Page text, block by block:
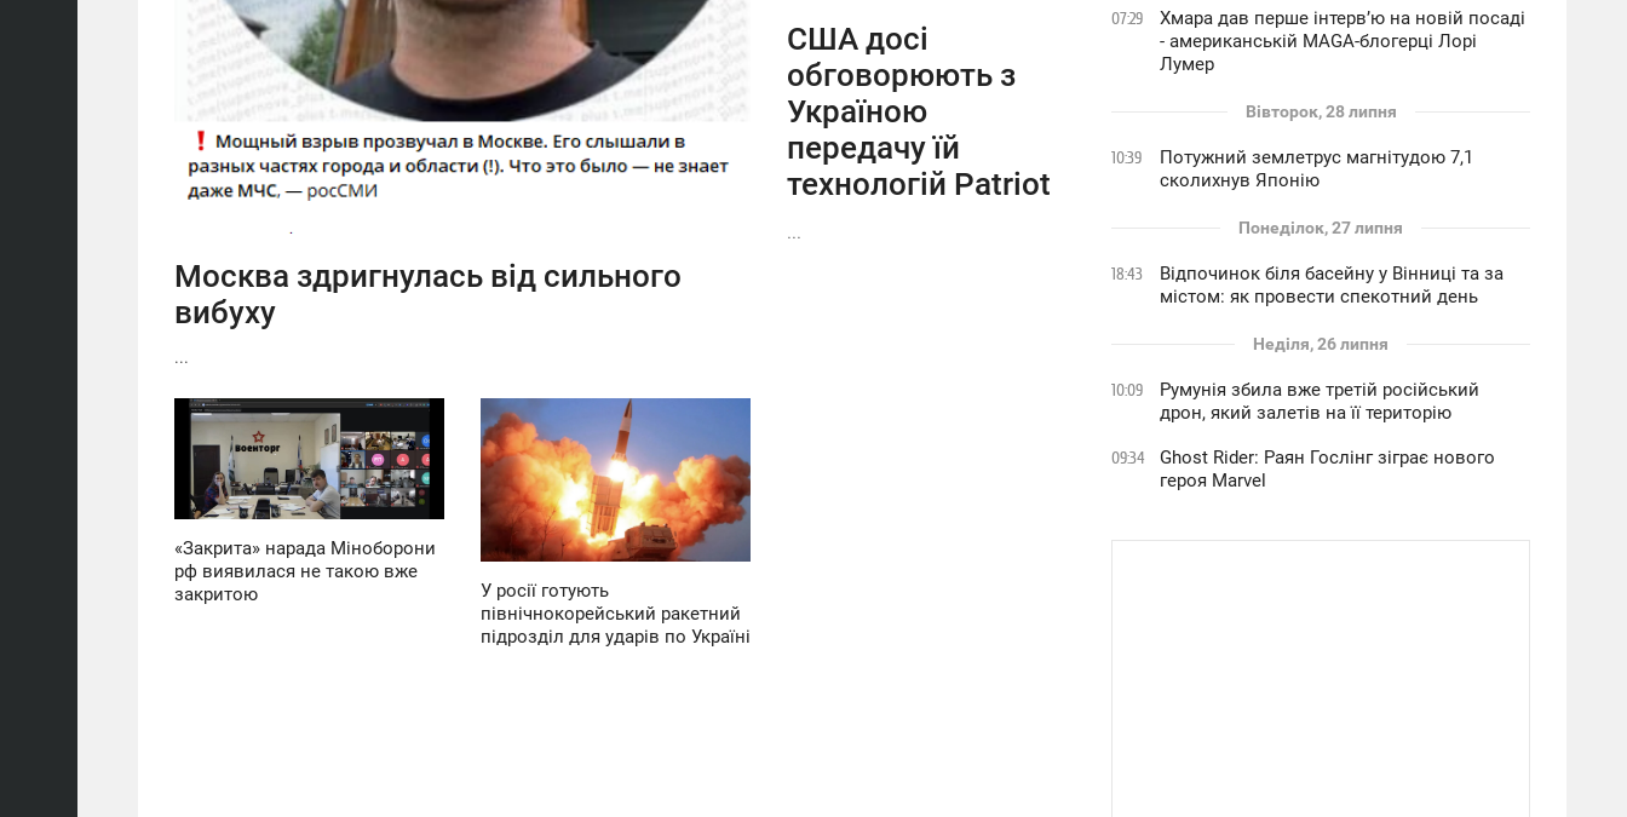
Москва здригнулась від сильного
вибуху
...
«Закрита» нарада Міноборони
рф виявилася не такою вже
закритою
У росії готують
північнокорейський ракетний
підрозділ для ударів по Україні
США досі
обговорюють з
Україною
передачу їй
технологій Patriot
...
07:29
Хмара дав перше інтервʼю на новій посаді
- американській MAGA-блогерці Лорі
Лумер
Вівторок, 28 липня
10:39
Потужний землетрус магнітудою 7,1
сколихнув Японію
Понеділок, 27 липня
18:43
Відпочинок біля басейну у Вінниці та за
містом: як провести спекотний день
Неділя, 26 липня
10:09
Румунія збила вже третій російський
дрон, який залетів на її територію
09:34
Ghost Rider: Раян Гослінг зіграє нового
героя Marvel